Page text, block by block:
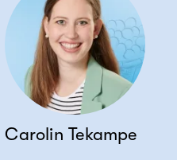
Carolin Tekampe